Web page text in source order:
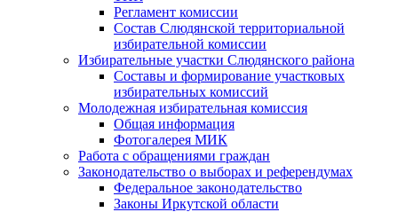
Регламент комиссии
Состав Слюдянской территориальной
избирательной комиссии
Избирательные участки Слюдянского района
Составы и формирование участковых
избирательных комиссий
Молодежная избирательная комиссия
Общая информация
Фотогалерея МИК
Работа с обращениями граждан
Законодательство о выборах и референдумах
Федеральное законодательство
Законы Иркутской области